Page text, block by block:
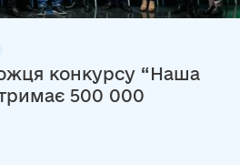
конкурсу “Наша
500 000